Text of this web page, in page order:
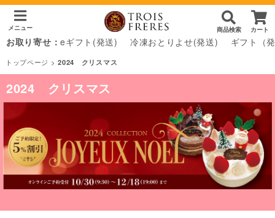
メニュー 商品検索 カート
お取り寄せ：eギフト(発送) 冷凍おとりよせ(発送) ギフト（
トップページ >2024 クリスマス
2024 クリスマス